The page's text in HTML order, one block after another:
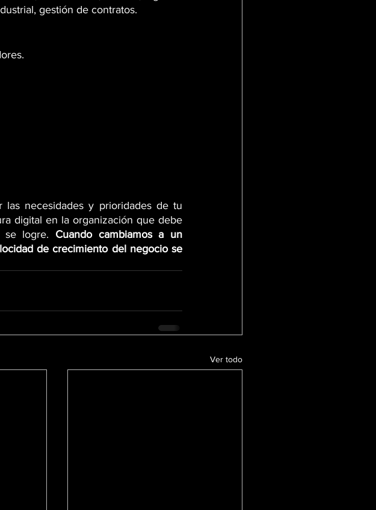
gestión de contratos.
las necesidades y prioridades de tu
digital en la organización que debe
se logre. Cuando cambiamos a un
de crecimiento del negocio se
Ver todo